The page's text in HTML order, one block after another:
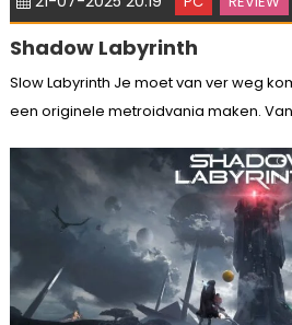
Shadow Labyrinth
Slow Labyrinth Je moet van ver weg
een originele metroidvania maken.